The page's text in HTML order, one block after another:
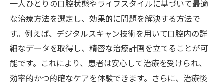
一人ひとりの口腔状態やライフスタイルに基づいて最適
な治療方法を選定し、効果的に問題を解決する方法で
す。例えば、デジタルスキャン技術を用いて口腔内の詳
細なデータを取得し、精密な治療計画を立てることが可
能です。これにより、患者は安心して治療を受けられ、
効率的かつ的確なケアを体験できます。さらに、治療後